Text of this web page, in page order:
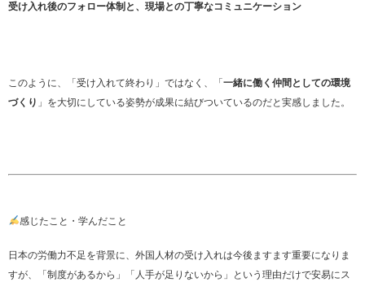
受け入れ後のフォロー体制と、現場との丁寧なコミュニケーション
このように、「受け入れて終わり」ではなく、「 一緒に働く仲間としての環境
づくり 」を大切にしている姿勢が成果に結びついているのだと実感しました。
感じたこと・学んだこと
日本の労働力不足を背景に、外国人材の受け入れは今後ますます重要になりま
すが、「制度があるから」「人手が足りないから」という理由だけで安易にス